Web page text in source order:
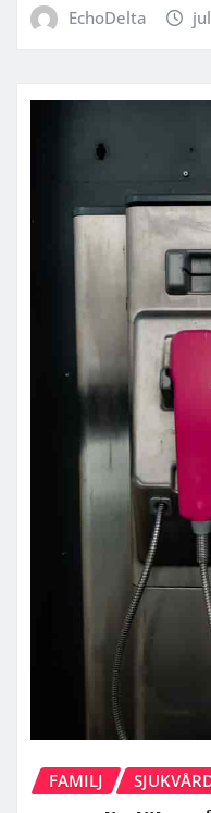
EchoDelta
FAMILJ